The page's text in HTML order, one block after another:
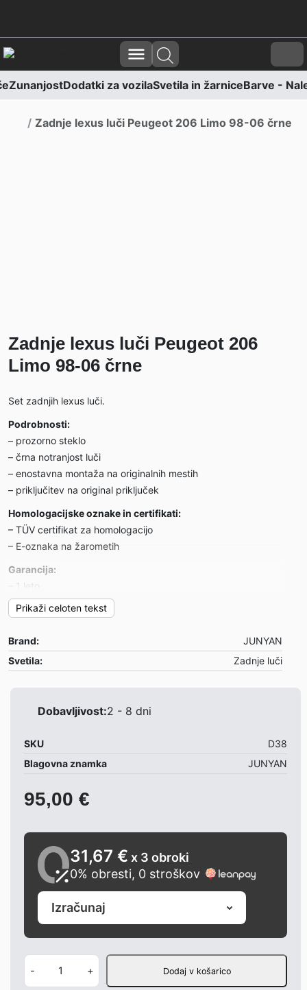
Cart
ZunanjostDodatki za vozilaSvetila in žarniceBarve -
Domov
Zadnje lexus luči Peugeot 206 Limo 98-06 črne
Zadnje lexus luči Peugeot 206
Limo 98-06 črne
Set zadnjih lexus luči.
Podrobnosti:
– prozorno steklo
– črna notranjost luči
– enostavna montaža na originalnih mestih
– priključitev na original priključek
Homologacijske oznake in certifikati:
– TÜV certifikat za homologacijo
– E-oznaka na žarometih
Garancija:
– 1 leto
Primerni za:
Opombe:
– cena je za par zadnjih luči
Prikaži celoten tekst
Brand:
JUNYAN
Svetila:
Zadnje luči
Dobavljivost:2 - 8 dni
SKU
D38
Blagovna znamka
JUNYAN
95,00 €
31,67 € x 3 obroki
0% obresti, 0 stroškov
Izračunaj
-
a
+ Dodaj v košarico